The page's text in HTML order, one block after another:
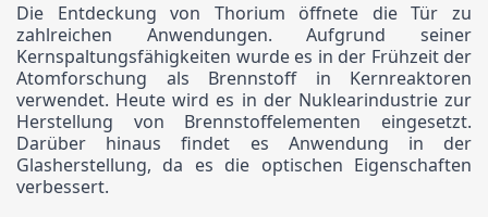
Die Entdeckung von Thorium öffnete die Tür zu
zahlreichen Anwendungen. Aufgrund seiner
Kernspaltungsfähigkeiten wurde es in der Frühzeit der
Atomforschung als Brennstoff in Kernreaktoren
verwendet. Heute wird es in der Nuklearindustrie zur
Herstellung von Brennstoffelementen eingesetzt.
Darüber hinaus findet es Anwendung in der
Glasherstellung, da es die optischen Eigenschaften
verbessert.